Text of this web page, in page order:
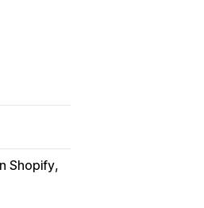
Shopify